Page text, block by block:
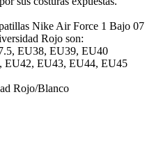
Nike Air Force 1 Bajo 07
Rojo son:
EU38, EU39, EU40
EU42, EU43, EU44, EU45
Rojo/Blanco